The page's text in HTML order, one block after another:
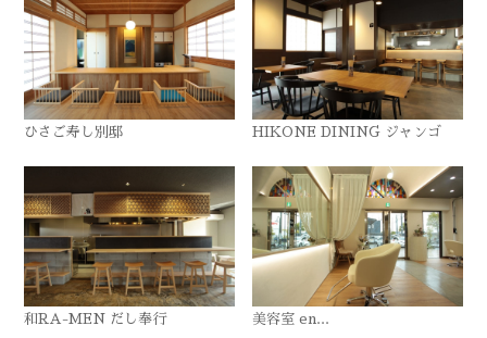
ひさご寿し別邸 HIKONE DINING ジャンゴ
和RA-MEN だし奉行 美容室 en...